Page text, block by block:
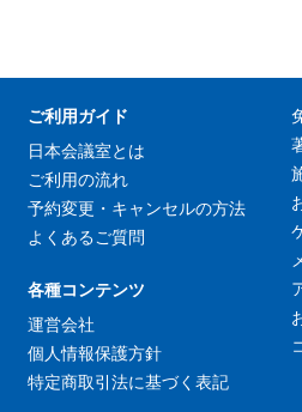
ご利用ガイド
日本会議室とは
ご利用の流れ
予約変更・キャンセルの方法
よくあるご質問
各種コンテンツ
運営会社
個人情報保護方針
特定商取引法に基づく表記